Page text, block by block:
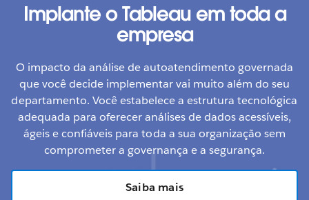
Analise o gasto com a nuvem
Agrupe os dados de faturamento em nuvemde vários
fornecedores em um único painel para entender
melhor os custos para sua organização e cada um dos
departamentos.
Monitoramento de utilização
quanto falta para sua capacidade acabar.
Visualize seus aplicativos de TI
Implante o Tableau em toda a
empresa
O impacto da análise de autoatendimento governada
que você decide implementar vai muito além do seu
departamento. Você estabelece a estrutura tecnológica
adequada para oferecer análises de dados acessíveis,
ágeis e confiáveis para toda a sua organização sem
comprometer a governança e a segurança.
Saiba mais